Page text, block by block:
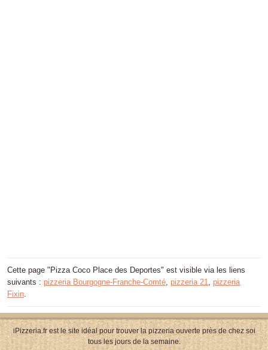
Cette page "Pizza Coco Place des Deportes" est visible via les liens
suivants : pizzeria Bourgogne-Franche-Comté, pizzeria 21, pizzeria
Fixin.
iPizzeria.fr est le site idéal pour trouver la pizzeria ouverte près de chez soi
tous les jours de la semaine.